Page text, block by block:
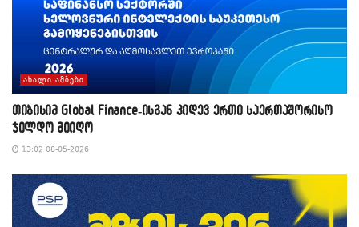
ᲐᲮᲐᲚᲘ ᲐᲛᲑᲔᲑᲘ
თიბისიმ Global Finance-ისგან კიდევ ერთი საერთაშორისო
ჯილდო მიიღო
13:02 08-05-2026